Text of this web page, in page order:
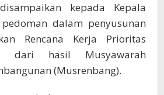
kepada Kepala
dalam penyusunan
Rencana Kerja Prioritas
dari hasil Musyawarah
(Musrenbang).